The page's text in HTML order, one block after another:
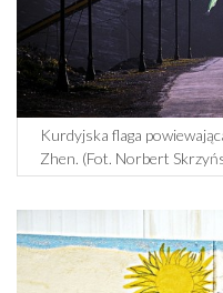
Kurdyjska flaga
Zhen. (Fot. Norbert